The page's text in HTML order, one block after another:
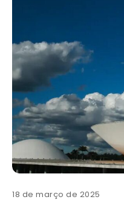
18 de março de 2025